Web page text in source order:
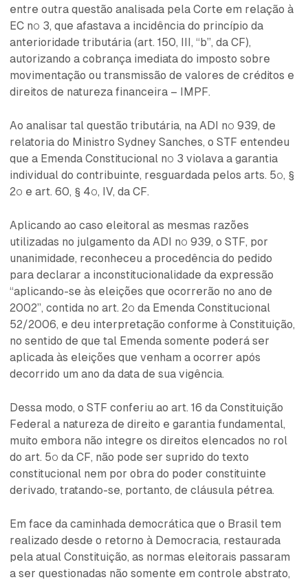
entre outra questão analisada pela Corte em relação à
EC nº 3, que afastava a incidência do princípio da
anterioridade tributária (art. 150, III, “b”, da CF),
autorizando a cobrança imediata do imposto sobre
movimentação ou transmissão de valores de créditos e
direitos de natureza financeira – IMPF.
Ao analisar tal questão tributária, na ADI nº 939, de
relatoria do Ministro Sydney Sanches, o STF entendeu
que a Emenda Constitucional nº 3 violava a garantia
individual do contribuinte, resguardada pelos arts. 5º, §
2º e art. 60, § 4º, IV, da CF.
Aplicando ao caso eleitoral as mesmas razões
utilizadas no julgamento da ADI nº 939, o STF, por
unanimidade, reconheceu a procedência do pedido
para declarar a inconstitucionalidade da expressão
“aplicando-se às eleições que ocorrerão no ano de
2002”, contida no art. 2º da Emenda Constitucional
52/2006, e deu interpretação conforme à Constituição,
no sentido de que tal Emenda somente poderá ser
aplicada às eleições que venham a ocorrer após
decorrido um ano da data de sua vigência.
Dessa modo, o STF conferiu ao art. 16 da Constituição
Federal a natureza de direito e garantia fundamental,
muito embora não integre os direitos elencados no rol
do art. 5º da CF, não pode ser suprido do texto
constitucional nem por obra do poder constituinte
derivado, tratando-se, portanto, de cláusula pétrea.
Em face da caminhada democrática que o Brasil tem
realizado desde o retorno à Democracia, restaurada
pela atual Constituição, as normas eleitorais passaram
a ser questionadas não somente em controle abstrato,